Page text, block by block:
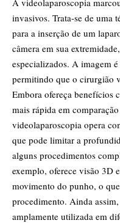
invasivos. Trata-se de uma
para a inserção de um
câmera em sua
especializados. A imagem
permitindo que o cirurgião
Embora ofereça benefícios
mais rápida em
videolaparoscopia opera
que pode limitar a
alguns procedimentos
exemplo, oferece visão 3D
movimento do punho, o
procedimento. Ainda
amplamente utilizada em